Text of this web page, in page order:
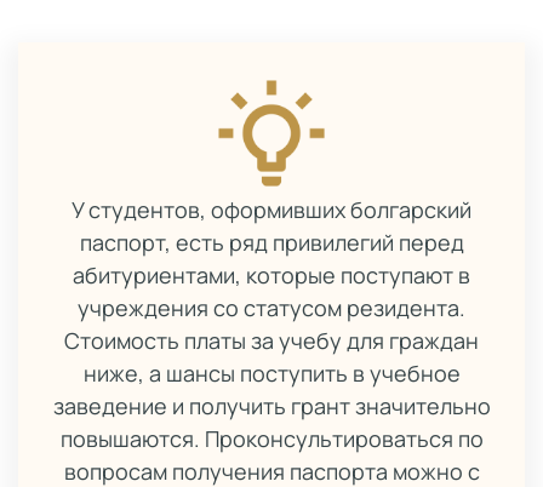
У студентов, оформивших болгарский
паспорт, есть ряд привилегий перед
абитуриентами, которые поступают в
учреждения со статусом резидента.
Стоимость платы за учебу для граждан
ниже, а шансы поступить в учебное
заведение и получить грант значительно
повышаются. Проконсультироваться по
вопросам получения паспорта можно с